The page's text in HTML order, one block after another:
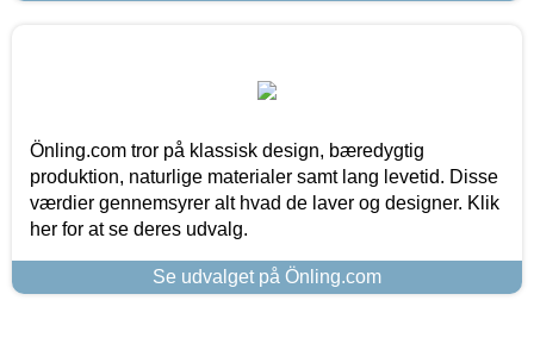
Önling.com tror på klassisk design, bæredygtig
produktion, naturlige materialer samt lang levetid. Disse
værdier gennemsyrer alt hvad de laver og designer. Klik
her for at se deres udvalg.
Se udvalget på Önling.com